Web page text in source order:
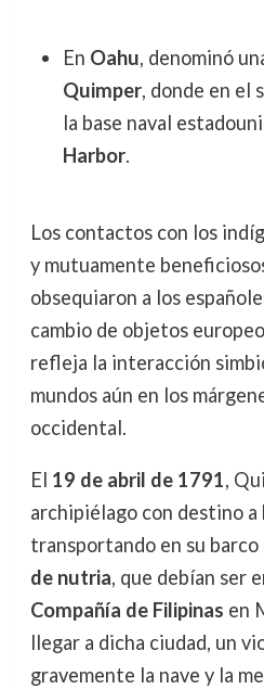
En Oahu, denominó
Quimper, donde en el
la base naval
Harbor.
Los contactos con los
y mutuamente
obsequiaron a los
cambio de objetos
refleja la interacción
mundos aún en los
occidental.
El 19 de abril de 1791,
archipiélago con destino a
transportando en su barco
de nutria, que debían ser
Compañía de Filipinas en
llegar a dicha ciudad, un
gravemente la nave y la